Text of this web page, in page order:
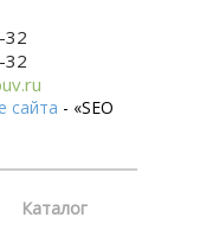
32
32
сайта - «SEO
Каталог